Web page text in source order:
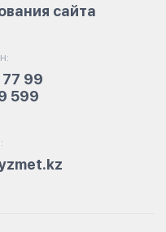
99
599
сайта